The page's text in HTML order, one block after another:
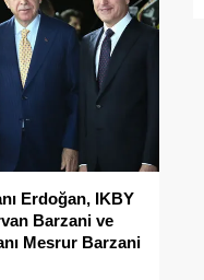
Erdoğan, IKBY
Barzani ve
Mesrur Barzani